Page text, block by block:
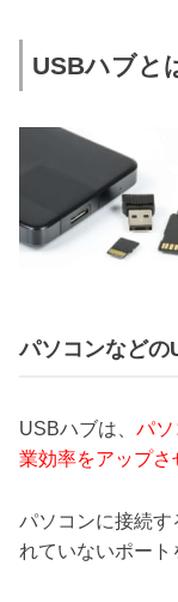
USBハブと
パソコンなどの
USBハブは、 パ
業効率をアップさ
パソコンに接続す
れていないポート